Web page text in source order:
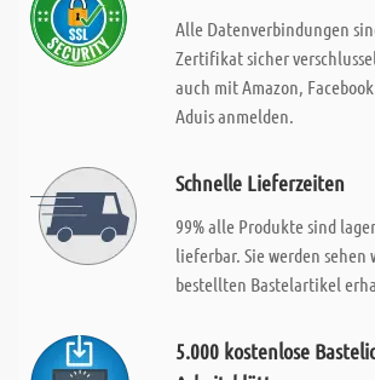
Alle Datenverbindungen
Zertifikat sicher
auch mit Amazon,
Aduis anmelden.
Schnelle Lieferzeiten
99% alle Produkte sind
lieferbar. Sie werden sehen
bestellten Bastelartikel
5.000 kostenlose